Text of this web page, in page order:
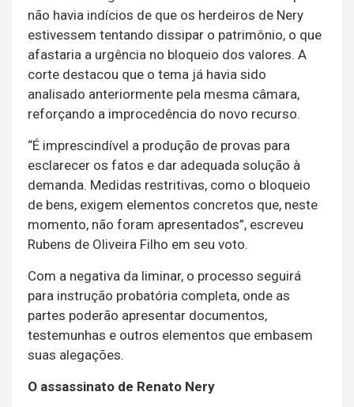
não havia indícios de que os herdeiros de Nery
estivessem tentando dissipar o patrimônio, o que
afastaria a urgência no bloqueio dos valores. A
corte destacou que o tema já havia sido
analisado anteriormente pela mesma câmara,
reforçando a improcedência do novo recurso.
“É imprescindível a produção de provas para
esclarecer os fatos e dar adequada solução à
demanda. Medidas restritivas, como o bloqueio
de bens, exigem elementos concretos que, neste
momento, não foram apresentados”, escreveu
Rubens de Oliveira Filho em seu voto.
Com a negativa da liminar, o processo seguirá
para instrução probatória completa, onde as
partes poderão apresentar documentos,
testemunhas e outros elementos que embasem
suas alegações.
O assassinato de Renato Nery